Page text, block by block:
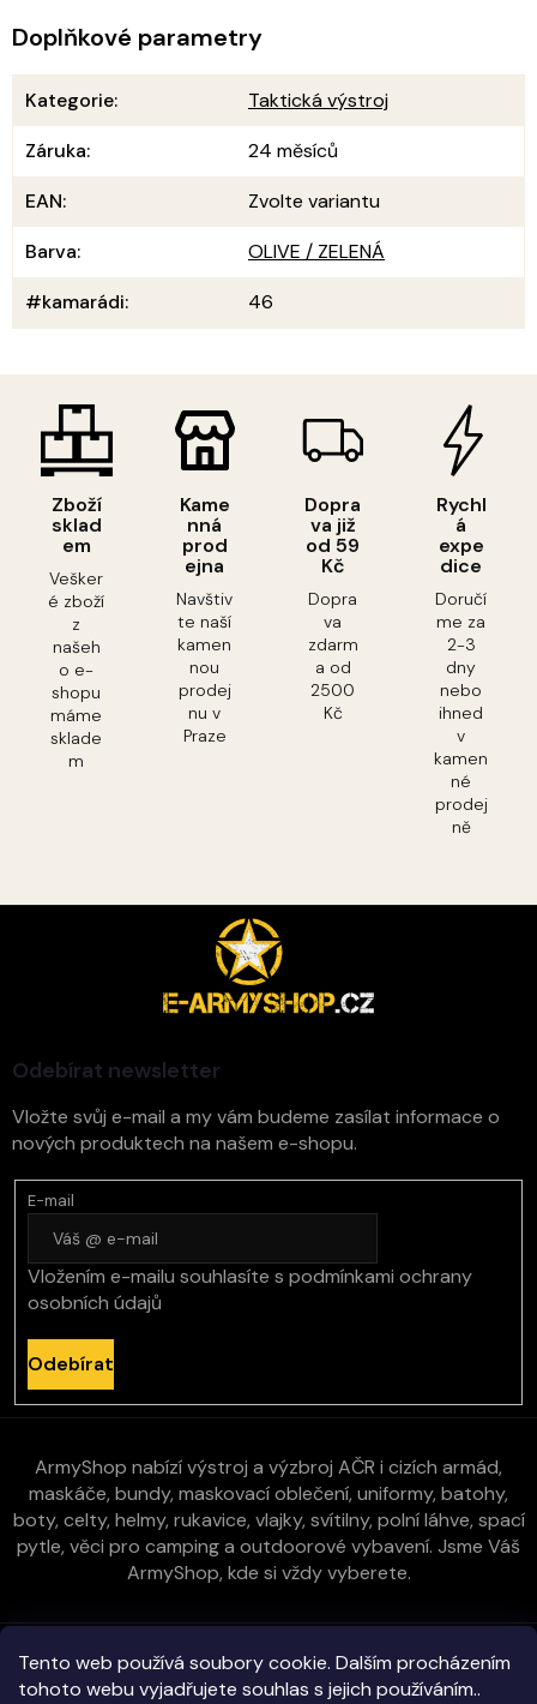
Tento web používá soubory cookie. Dalším procházením
tohoto webu vyjadřujete souhlas s jejich používáním..
Zboží
sklad
em
Vešker
é zboží
z
našeh
o e-
shopu
máme
sklade
m
Kame
nná
prod
ejna
Navštiv
te naší
kamen
nou
prodej
nu v
Praze
Dopra
va již
od 59
Kč
Dopra
va
zdarm
a od
2500
Kč
Rychl
á
expe
dice
Doručí
me za
2-3
dny
nebo
ihned
v
kamen
né
prodej
ně
Doplňkové parametry
Kategorie:
Taktická výstroj
Záruka:
24 měsíců
EAN:
Zvolte variantu
Barva:
OLIVE / ZELENÁ
#kamarádi: 46
Odebírat newsletter
Vložte svůj e-mail a my vám budeme zasílat informace o
nových produktech na našem e-shopu.
E-mail
Vložením e-mailu souhlasíte s podmínkami ochrany
osobních údajů
Odebírat
ArmyShop nabízí výstroj a výzbroj AČR i cizích armád,
maskáče, bundy, maskovací oblečení, uniformy, batohy,
boty, celty, helmy, rukavice, vlajky, svítilny, polní láhve, spací
pytle, věci pro camping a outdoorové vybavení. Jsme Váš
ArmyShop, kde si vždy vyberete.
Zákaznická péče